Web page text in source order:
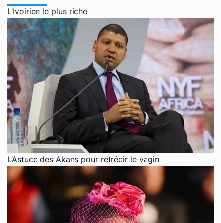
L’Ivoirien le plus riche
L’Astuce des Akans pour retrécir le vagin